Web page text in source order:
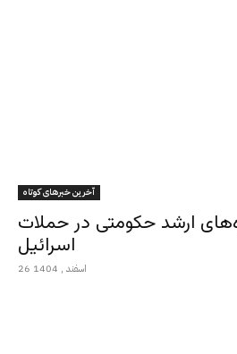
آخرین خبرهای کوتاه
ارشد حکومتی در حملات
اسرائیل
26 اسفند , 1404